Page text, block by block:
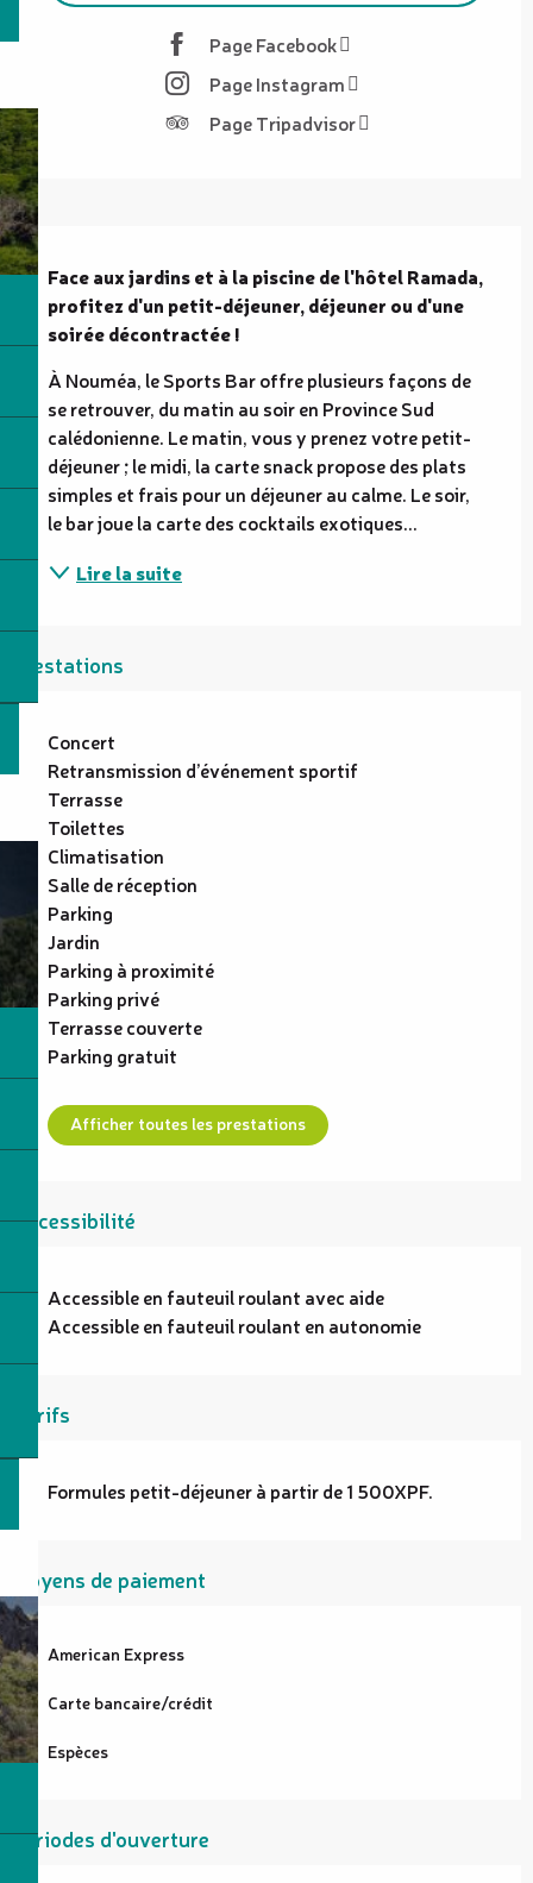
Page Facebook
Page Instagram
Page Tripadvisor
Description
Face aux jardins et à la piscine de l'hôtel Ramada,
profitez d'un petit-déjeuner, déjeuner ou d'une
soirée décontractée !
À Nouméa, le Sports Bar offre plusieurs façons de
se retrouver, du matin au soir en Province Sud
calédonienne. Le matin, vous y prenez votre petit-
déjeuner ; le midi, la carte snack propose des plats
simples et frais pour un déjeuner au calme. Le soir,
le bar joue la carte des cocktails exotiques...
Lire la suite
Prestations
Concert
Retransmission d’événement sportif
Terrasse
Toilettes
Climatisation
Salle de réception
Parking
Jardin
Parking à proximité
Parking privé
Terrasse couverte
Parking gratuit
Afficher toutes les prestations
Accessibilité
Accessible en fauteuil roulant avec aide
Accessible en fauteuil roulant en autonomie
Tarifs
Formules petit-déjeuner à partir de 1 500XPF.
Moyens de paiement
American Express
Carte bancaire/crédit
Espèces
Périodes d'ouverture